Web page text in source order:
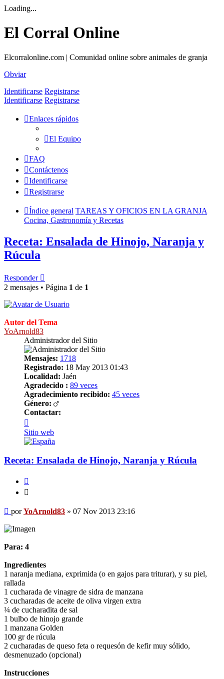
Loading...
El Corral Online
Elcorralonline.com | Comunidad online sobre animales de granja
Obviar
Identificarse Registrarse
Identificarse Registrarse
Enlaces rápidos
El Equipo
FAQ
Contáctenos
Identificarse
Registrarse
Índice general TAREAS Y OFICIOS EN LA GRANJA
Cocina, Gastronomía y Recetas
Receta: Ensalada de Hinojo, Naranja y
Rúcula
Responder
2 mensajes • Página 1 de 1
Autor del Tema
YoArnold83
Administrador del Sitio
Mensajes: 1718
Registrado: 18 May 2013 01:43
Localidad: Jaén
Agradecido : 89 veces
Agradecimiento recibido: 45 veces
Género:
Contactar:
YoArnold83
Sitio web
Receta: Ensalada de Hinojo, Naranja y Rúcula
Mensaje
porYoArnold83 » 07 Nov 2013 23:16
Para: 4
Ingredientes
1 naranja mediana, exprimida (o en gajos para triturar), y su piel,
rallada
1 cucharada de vinagre de sidra de manzana
3 cucharadas de aceite de oliva virgen extra
¼ de cucharadita de sal
1 bulbo de hinojo grande
1 manzana Golden
100 gr de rúcula
2 cucharadas de queso feta o requesón de kefir muy sólido,
desmenuzado (opcional)
Instrucciones